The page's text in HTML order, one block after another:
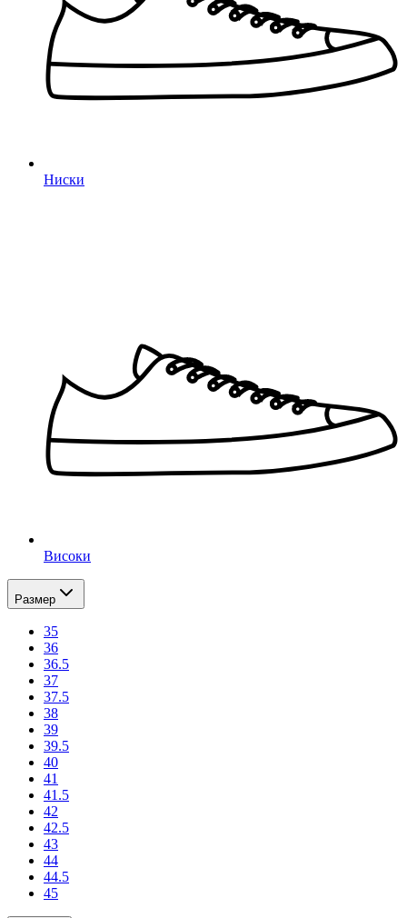
Ниски
Високи
Размер
35
36
36.5
37
37.5
38
39
39.5
40
41
41.5
42
42.5
43
44
44.5
45